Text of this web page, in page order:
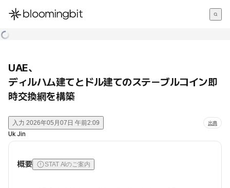
한국어
UAE、
ディルハム建てとドル建てのステーブルコイン即
時交換網を構築
入力 2026年05月07日 午前2:09 出典
Uk Jin
概要 STAT AIのご案内